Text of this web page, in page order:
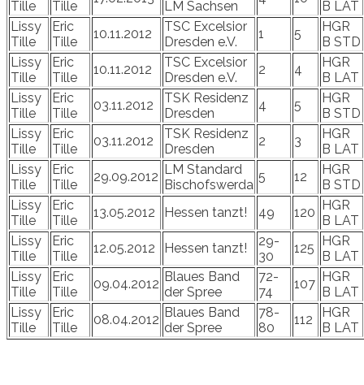
Tille
Tille
LM Sachsen
B LAT
Lissy
Tille
Eric
Tille
10.11.2012
TSC Excelsior
Dresden e.V.
1 5
HGR
B STD
Lissy
Tille
Eric
Tille
10.11.2012
TSC Excelsior
Dresden e.V.
2 4
HGR
B LAT
Lissy
Tille
Eric
Tille
03.11.2012
TSK Residenz
Dresden
4 5
HGR
B STD
Lissy
Tille
Eric
Tille
03.11.2012
TSK Residenz
Dresden
2 3
HGR
B LAT
Lissy
Tille
Eric
Tille
29.09.2012 LM Standard
Bischofswerda
5 12
HGR
B STD
Lissy
Tille
Eric
Tille
13.05.2012 Hessen tanzt! 49 120
HGR
B LAT
Lissy
Tille
Eric
Tille
12.05.2012 Hessen tanzt!
29-
30
125
HGR
B LAT
Lissy
Tille
Eric
Tille
09.04.2012 Blaues Band
der Spree
72-
74
107 HGR
B LAT
Lissy
Tille
Eric
Tille
08.04.2012 Blaues Band
der Spree
78-
80
112
HGR
B LAT